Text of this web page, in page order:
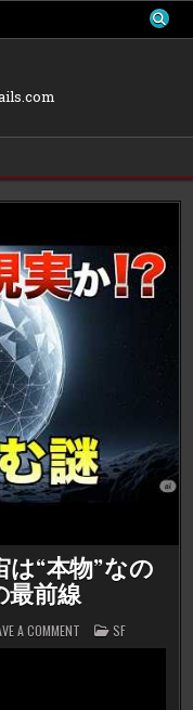
は“本物”なの
最前線
A COMMENT
【科
POSTED
IN
SF